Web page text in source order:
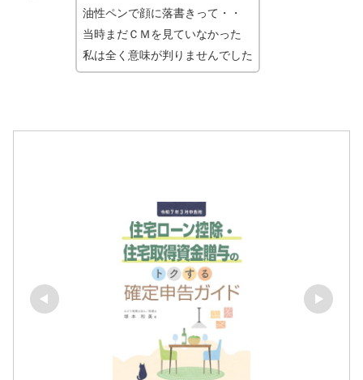
油性ペンで顔に落書きって・・
当時まだＣＭを見ていなかった
私は全く意味が判りませんでした